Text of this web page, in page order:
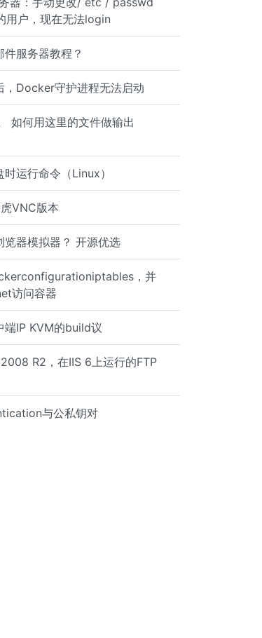
用户，现在无法login
件服务器教程？
，Docker守护进程无法启动
如何用这里的文件做输出
运行命令（Linux）
VNC版本
览器模拟器？ 开源优选
，并
访问容器
端IP KVM的build议
R2，在IIS 6上运行的FTP
与公私钥对
-t, --times preserve modification